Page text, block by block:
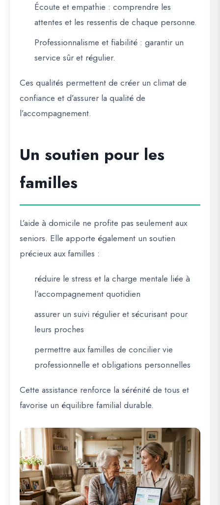
Écoute et empathie : comprendre les
attentes et les ressentis de chaque personne.
Professionnalisme et fiabilité : garantir un
service sûr et régulier.
Ces qualités permettent de créer un climat de
confiance et d’assurer la qualité de
l’accompagnement.
Un soutien pour les
familles
L’aide à domicile ne profite pas seulement aux
seniors. Elle apporte également un soutien
précieux aux familles :
réduire le stress et la charge mentale liée à
l’accompagnement quotidien
assurer un suivi régulier et sécurisant pour
leurs proches
permettre aux familles de concilier vie
professionnelle et obligations personnelles
Cette assistance renforce la sérénité de tous et
favorise un équilibre familial durable.